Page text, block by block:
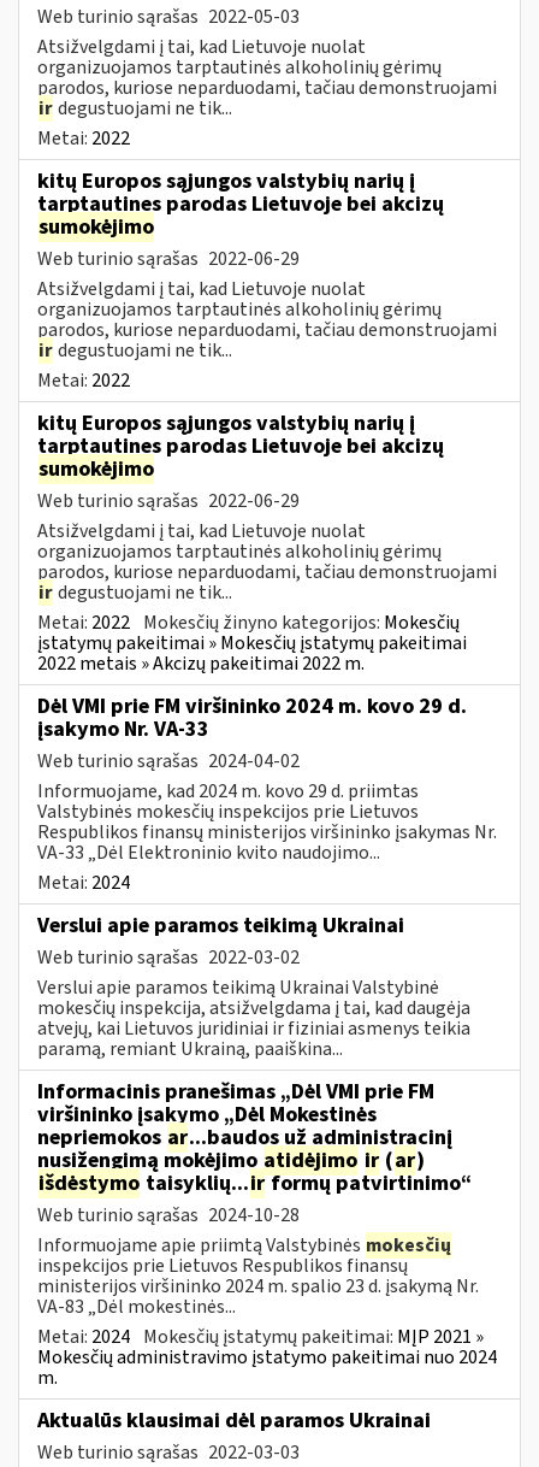
Web turinio sąrašas 2022-05-03
Atsižvelgdami į tai, kad Lietuvoje nuolat
organizuojamos tarptautinės alkoholinių gėrimų
parodos, kuriose neparduodami, tačiau demonstruojami
irdegustuojami ne tik...
Metai: 2022
kitų Europos sąjungos valstybių narių į
tarptautines parodas Lietuvoje bei akcizų
sumokėjimo
Web turinio sąrašas 2022-06-29
Atsižvelgdami į tai, kad Lietuvoje nuolat
organizuojamos tarptautinės alkoholinių gėrimų
parodos, kuriose neparduodami, tačiau demonstruojami
irdegustuojami ne tik...
Metai: 2022
kitų Europos sąjungos valstybių narių į
tarptautines parodas Lietuvoje bei akcizų
sumokėjimo
Web turinio sąrašas 2022-06-29
Atsižvelgdami į tai, kad Lietuvoje nuolat
organizuojamos tarptautinės alkoholinių gėrimų
parodos, kuriose neparduodami, tačiau demonstruojami
irdegustuojami ne tik...
Metai: 2022 Mokesčių žinyno kategorijos: Mokesčių
įstatymų pakeitimai » Mokesčių įstatymų pakeitimai
2022 metais » Akcizų pakeitimai 2022 m.
Dėl VMI prie FM viršininko 2024 m. kovo 29 d.
įsakymo Nr. VA-33
Web turinio sąrašas 2024-04-02
Informuojame, kad 2024 m. kovo 29 d. priimtas
Valstybinės mokesčių inspekcijos prie Lietuvos
Respublikos finansų ministerijos viršininko įsakymas Nr.
VA-33 „Dėl Elektroninio kvito naudojimo...
Metai: 2024
Verslui apie paramos teikimą Ukrainai
Web turinio sąrašas 2022-03-02
Verslui apie paramos teikimą Ukrainai Valstybinė
mokesčių inspekcija, atsižvelgdama į tai, kad daugėja
atvejų, kai Lietuvos juridiniai ir fiziniai asmenys teikia
paramą, remiant Ukrainą, paaiškina...
Informacinis pranešimas „Dėl VMI prie FM
viršininko įsakymo „Dėl Mokestinės
nepriemokos ar...baudos už administracinį
nusižengimą mokėjimo atidėjimo ir (ar)
išdėstymo taisyklių...irformų patvirtinimo“
Web turinio sąrašas 2024-10-28
Informuojame apie priimtą Valstybinės mokesčių
inspekcijos prie Lietuvos Respublikos finansų
ministerijos viršininko 2024 m. spalio 23 d. įsakymą Nr.
VA-83 „Dėl mokestinės...
Metai: 2024 Mokesčių įstatymų pakeitimai: MĮP 2021 »
Mokesčių administravimo įstatymo pakeitimai nuo 2024
m.
Aktualūs klausimai dėl paramos Ukrainai
Web turinio sąrašas 2022-03-03